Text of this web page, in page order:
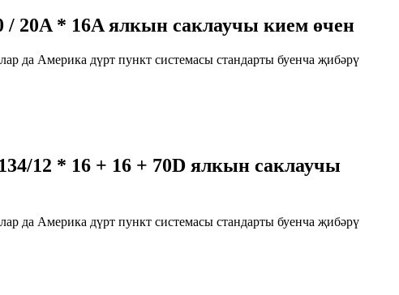
/ 20A * 16A ялкын саклаучы кием өчен
да Америка дүрт пункт системасы стандарты буенча җибәрү
12 * 16 + 16 + 70D ялкын саклаучы
да Америка дүрт пункт системасы стандарты буенча җибәрү